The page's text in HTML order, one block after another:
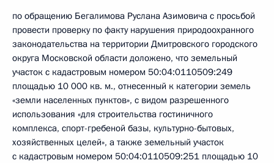
по обращению Бегалимова Руслана Азимовича с просьбой
провести проверку по факту нарушения природоохранного
законодательства на территории Дмитровского городского
округа Московской области доложено, что земельный
участок с кадастровым номером 50:04:0110509:249
площадью 10 000 кв. м., отнесенный к категории земель
«земли населенных пунктов», с видом разрешенного
использования «для строительства гостиничного
комплекса, спорт-гребеной базы, культурно-бытовых,
хозяйственных целей», а также земельный участок
с кадастровым номером 50:04:0110509:251 площадью 10